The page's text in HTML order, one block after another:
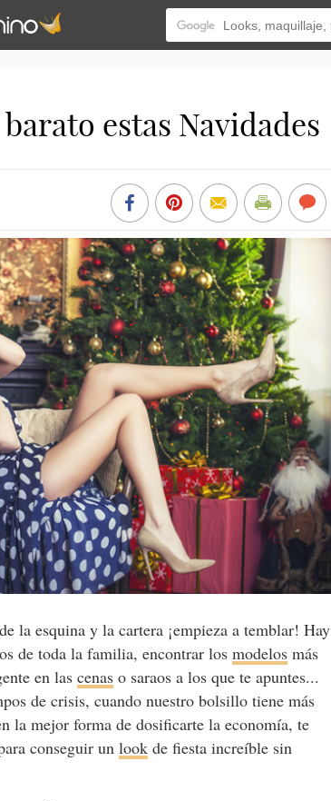
estas Navidades
la esquina y la cartera ¡empieza a temblar! Hay
de toda la familia, encontrar losmodelos más
en lascenas o saraos a los que te apuntes...
de crisis, cuando nuestro bolsillo tiene más
la mejor forma de dosificarte la economía, te
conseguir unlook de fiesta increíble sin